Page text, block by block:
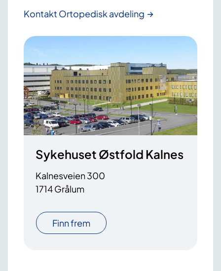
Kontakt Ortopedisk avdeling
Sykehuset Østfold Kalnes
Kalnesveien 300
1714 Grålum
Finn frem